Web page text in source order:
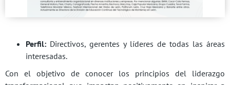
Perfil: Directivos, gerentes y líderes de todas las áreas
interesadas.
Con el objetivo de conocer los principios del liderazgo